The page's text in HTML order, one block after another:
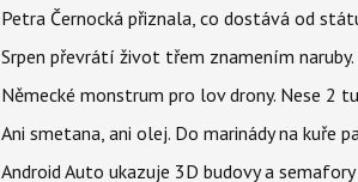
Petra Černocká přiznala, co dostává od
Srpen převrátí život třem znamením
Německé monstrum pro lov drony. Nese 2
Ani smetana, ani olej. Do marinády na
Android Auto ukazuje 3D budovy a